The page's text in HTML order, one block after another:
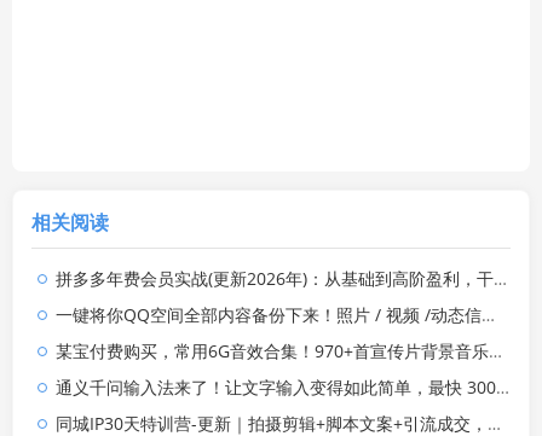
相关阅读
拼多多年费会员实战(更新2026年)：从基础到高阶盈利，干货拉满，帮你建立稳定盈利运营知识体系
一键将你QQ空间全部内容备份下来！照片 / 视频 /动态信息全存本地，Github最新开源项目 QzoneArchive
某宝付费购买，常用6G音效合集！970+首宣传片背景音乐，无版权可商用大气素材，分类清晰，高质量内容
通义千问输入法来了！让文字输入变得如此简单，最快 300 字/分，AI 自动润色，说话秒变工整文字
同城IP30天特训营-更新｜拍摄剪辑+脚本文案+引流成交，打爆本地流量提升门店业绩实操教学